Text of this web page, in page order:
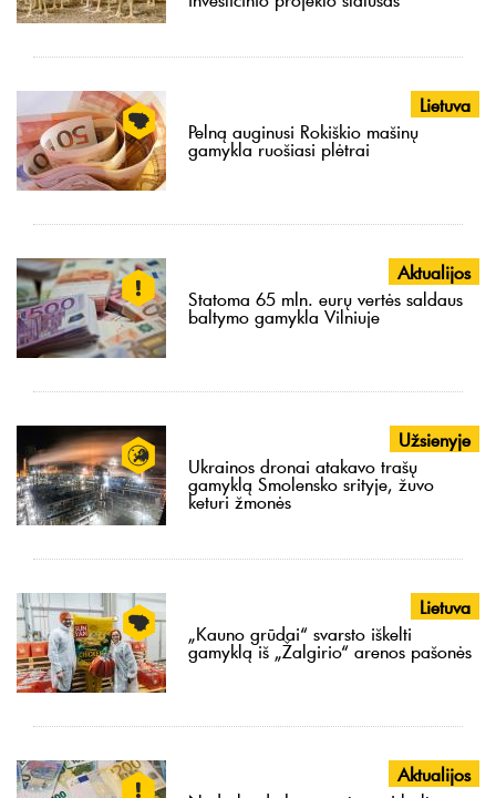
Lietuva
Pelną auginusi Rokiškio mašinų
gamykla ruošiasi plėtrai
Aktualijos
Statoma 65 mln. eurų vertės saldaus
baltymo gamykla Vilniuje
Užsienyje
Ukrainos dronai atakavo trašų
gamyklą Smolensko srityje, žuvo
keturi žmonės
Lietuva
„Kauno grūdai“ svarsto iškelti
gamyklą iš „Žalgirio“ arenos pašonės
Aktualijos